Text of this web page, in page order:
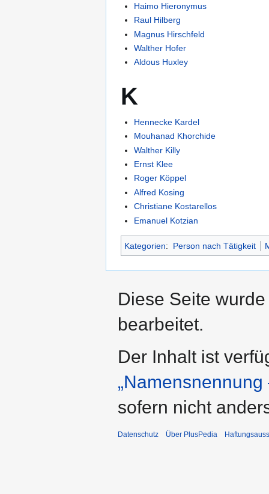
Haimo Hieronymus
Raul Hilberg
Magnus Hirschfeld
Walther Hofer
Aldous Huxley
K
Hennecke Kardel
Mouhanad Khorchide
Walther Killy
Ernst Klee
Roger Köppel
Alfred Kosing
Christiane Kostarellos
Emanuel Kotzian
Kategorien: Person nach Tätigkeit
Diese Seite
bearbeitet.
Der Inhalt ist
sofern nicht
Datenschutz Über PlusPedia